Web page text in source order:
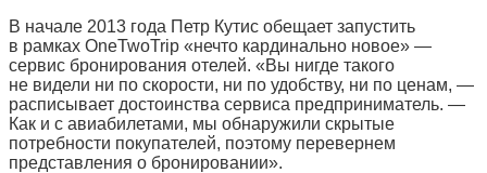
В начале 2013 года Петр Кутис обещает запустить
в рамках OneTwoTrip «нечто кардинально новое» —
сервис бронирования отелей. «Вы нигде такого
не видели ни по скорости, ни по удобству, ни по ценам, —
расписывает достоинства сервиса предприниматель. —
Как и с авиабилетами, мы обнаружили скрытые
потребности покупателей, поэтому перевернем
представления о бронировании».